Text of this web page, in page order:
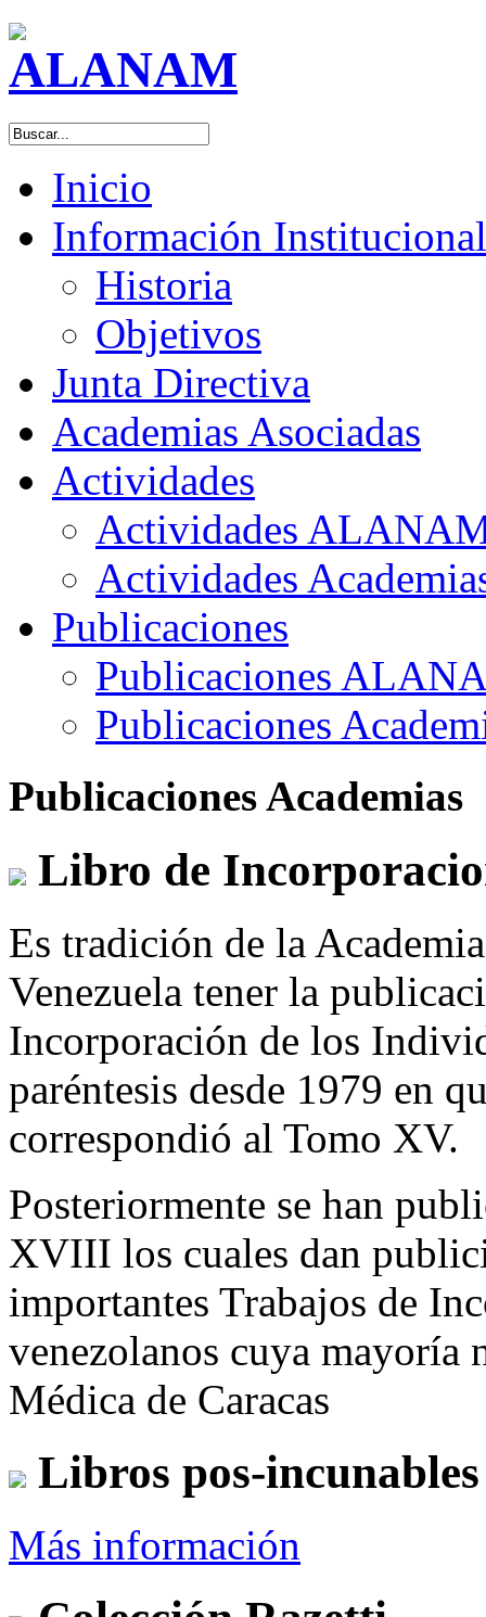
Inicio
Información Institucional
Historia
Objetivos
Junta Directiva
Academias Asociadas
Actividades
Actividades
Actividades
Publicaciones
Publicaciones
Publicaciones
Publicaciones Academias
Libro de
Es tradición de la
Venezuela tener la
Incorporación de los
paréntesis desde 1979 en
correspondió al Tomo XV.
Posteriormente se han
XVIII los cuales dan
importantes Trabajos de
venezolanos cuya mayoría
Médica de Caracas
Libros pos-
Más información